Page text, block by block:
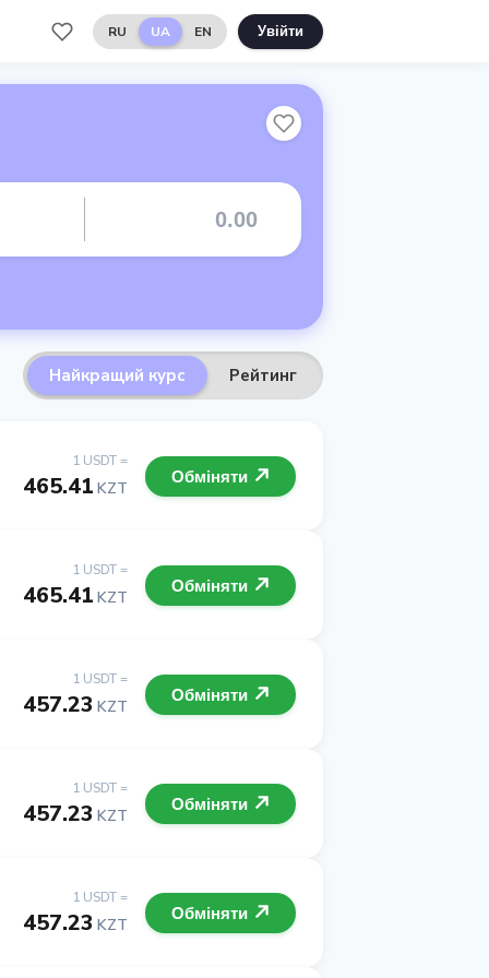
RU UA EN Увійти
Найкращий курс Рейтинг
1 USDT =
465.41 KZT
Обміняти
1 USDT =
465.41 KZT
Обміняти
1 USDT =
457.23 KZT
Обміняти
1 USDT =
457.23 KZT
Обміняти
1 USDT =
457.23 KZT
Обміняти